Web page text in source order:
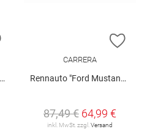
ZUR WUNSCHLISTE HINZUFÜGEN
ZUR
CARRERA
Rennauto "Ford Mustang GTY No.51"
87,49 € 64,99 €
inkl. MwSt. zzgl. Versand